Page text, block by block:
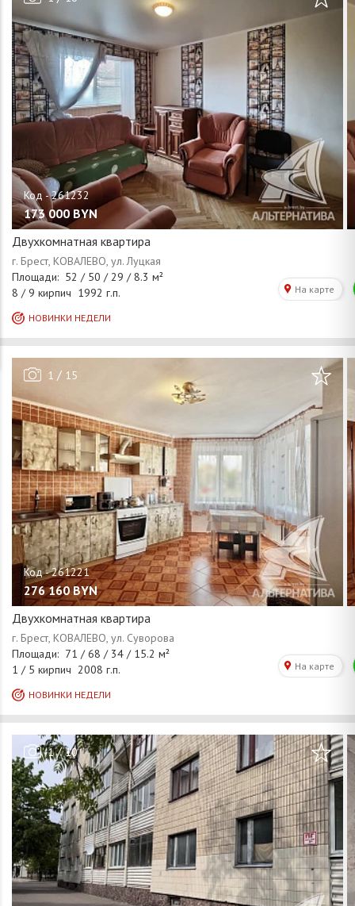
173 000 BYN
Двухкомнатная квартира
1 / 15
276 160 BYN
Двухкомнатная квартира
1/10